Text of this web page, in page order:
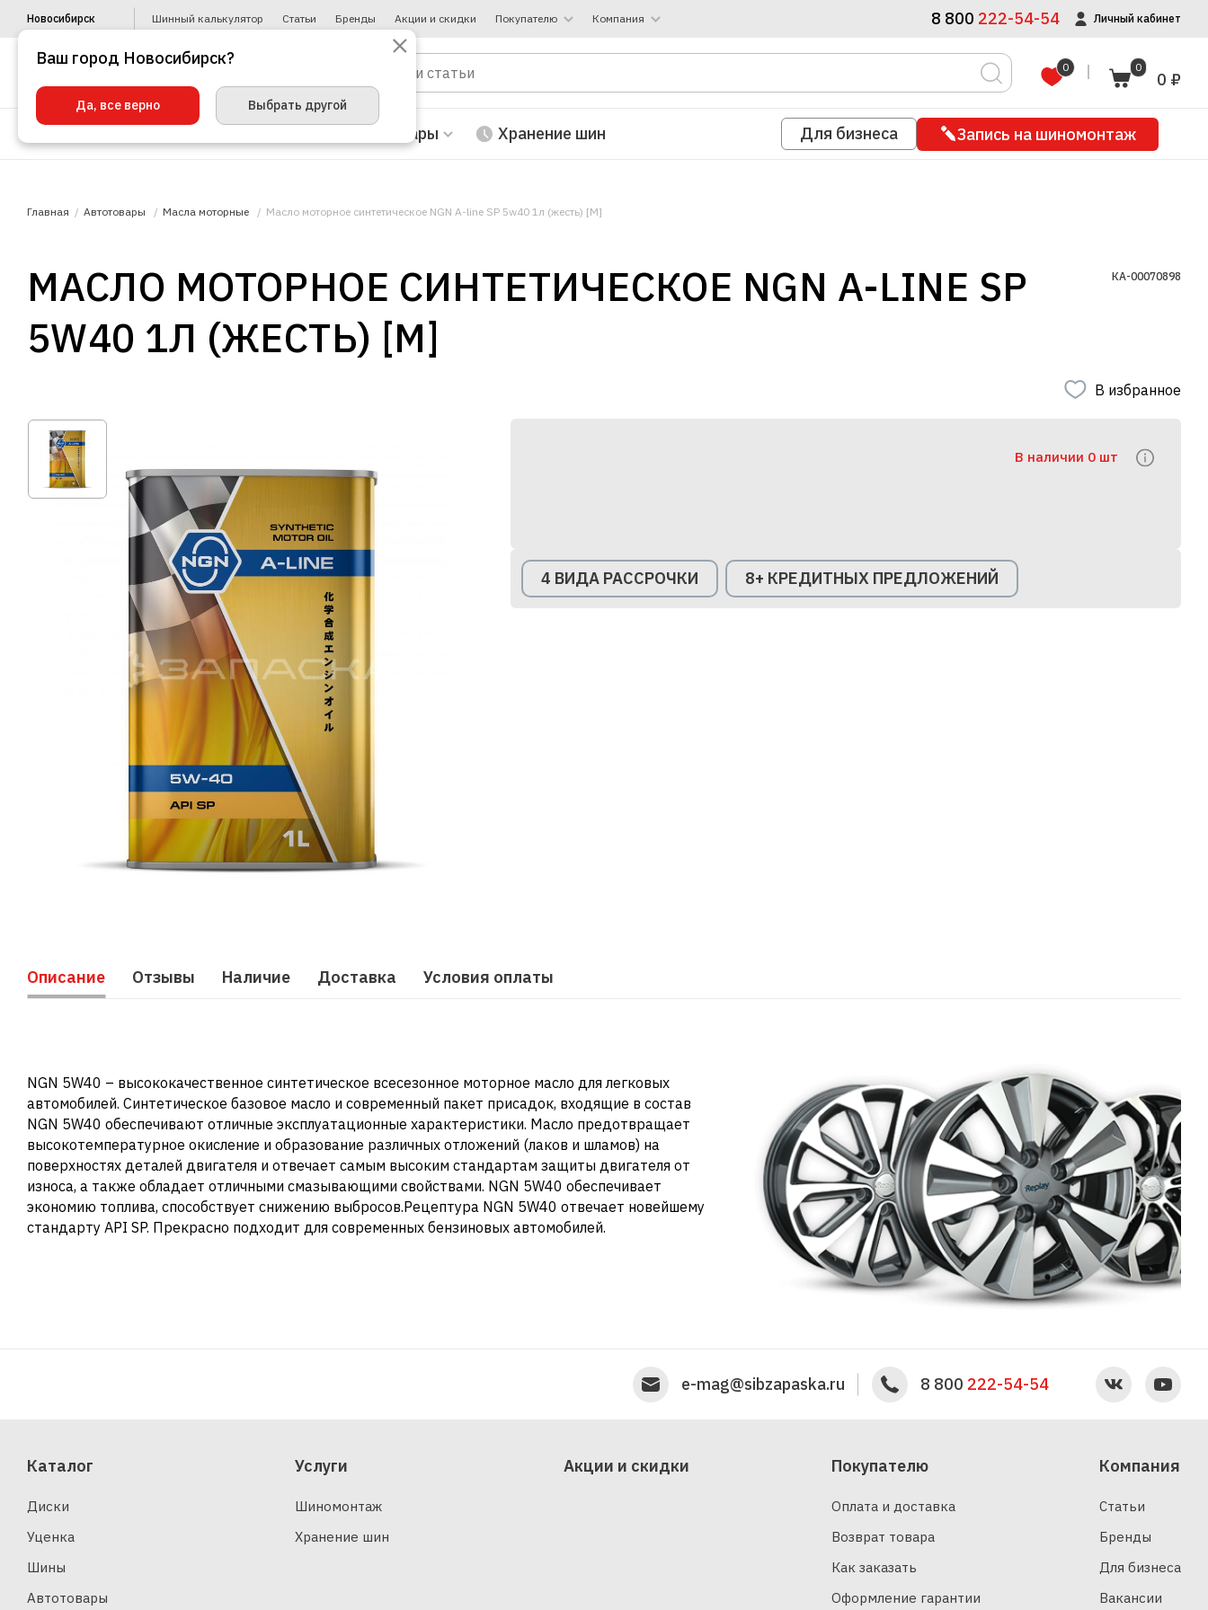
Новосибирск Шинный калькулятор Статьи Бренды Акции и скидки Покупателю Компания 8 800 222-54-54 Личный кабинет
0 0
0 ₽
Автотовары Хранение шин Для бизнеса Запись на шиномонтаж
Главная Автотовары Масла моторные Масло моторное синтетическое NGN A-line SP 5w40 1л (жесть) [М]
МАСЛО МОТОРНОЕ СИНТЕТИЧЕСКОЕ NGN A-LINE SP
5W40 1Л (ЖЕСТЬ) [М]
КА-00070898
В избранное
В наличии 0 шт
4 ВИДА РАССРОЧКИ 8+ КРЕДИТНЫХ ПРЕДЛОЖЕНИЙ
Описание Отзывы Наличие Доставка Условия оплаты
NGN 5W40 – высококачественное синтетическое всесезонное моторное масло для легковых
автомобилей. Синтетическое базовое масло и современный пакет присадок, входящие в состав
NGN 5W40 обеспечивают отличные эксплуатационные характеристики. Масло предотвращает
высокотемпературное окисление и образование различных отложений (лаков и шламов) на
поверхностях деталей двигателя и отвечает самым высоким стандартам защиты двигателя от
износа, а также обладает отличными смазывающими свойствами. NGN 5W40 обеспечивает
экономию топлива, способствует снижению выбросов.Рецептура NGN 5W40 отвечает новейшему
стандарту API SP. Прекрасно подходит для современных бензиновых автомобилей.
e-mag@sibzapaska.ru 8 800 222-54-54
Каталог
Диски
Уценка
Шины
Автотовары
Услуги
Шиномонтаж
Хранение шин
Акции и скидки Покупателю
Оплата и доставка
Возврат товара
Как заказать
Оформление гарантии
Компания
Статьи
Бренды
Для бизнеса
Вакансии
Ваш город Новосибирск?
Да, все верно Выбрать другой